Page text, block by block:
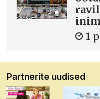
1
Partnerite uudised